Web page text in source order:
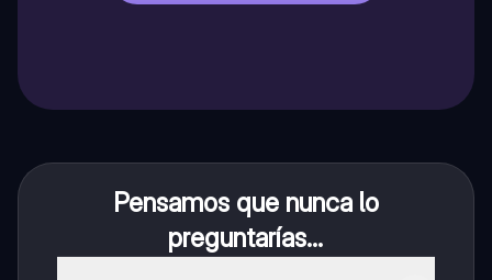
Pensamos que nunca lo
preguntarías...